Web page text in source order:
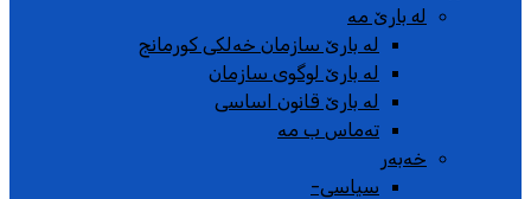
له بارێ مە
لە بارێ سازمان خەلکی کورمانج
لە بارێ لوگوی سازمان
لە بارێ قانون اساسی
تەماس ب مە
خەبەر
سیاسی-